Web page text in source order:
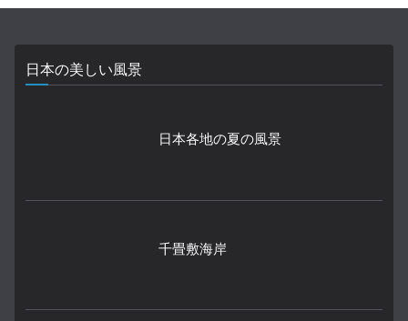
日本の美しい風景
日本各地の夏の風景
千畳敷海岸